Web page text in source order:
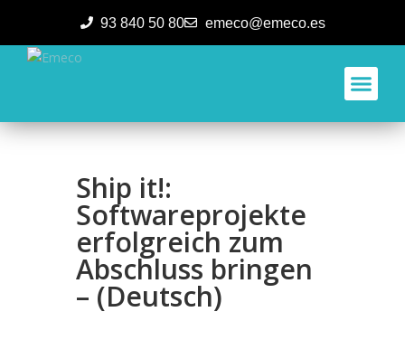
93 840 50 80 emeco@emeco.es
Ship it!:
Softwareprojekte
erfolgreich zum
Abschluss bringen
– (Deutsch)